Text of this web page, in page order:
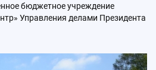
бюджетное учреждение
Управления делами Президента